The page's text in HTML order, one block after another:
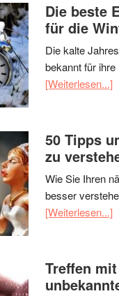
Die beste
für die
Die kalte
bekannt für
[Weiterlesen...]
50 Tipps
zu
Wie Sie Ihren
besser
[Weiterlesen...]
Treffen mit